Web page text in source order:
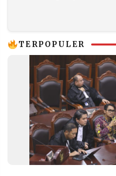
TERPOPULER